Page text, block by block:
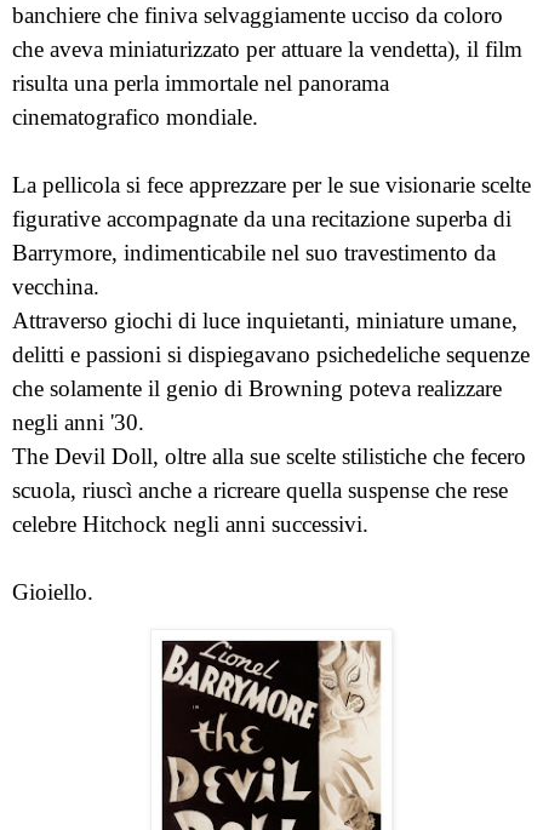
banchiere che finiva selvaggiamente ucciso da coloro
che aveva miniaturizzato per attuare la vendetta), il film
risulta una perla immortale nel panorama
cinematografico mondiale.
La pellicola si fece apprezzare per le sue visionarie scelte
figurative accompagnate da una recitazione superba di
Barrymore, indimenticabile nel suo travestimento da
vecchina.
Attraverso giochi di luce inquietanti, miniature umane,
delitti e passioni si dispiegavano psichedeliche sequenze
che solamente il genio di Browning poteva realizzare
negli anni '30.
The Devil Doll, oltre alla sue scelte stilistiche che fecero
scuola, riuscì anche a ricreare quella suspense che rese
celebre Hitchock negli anni successivi.
Gioiello.